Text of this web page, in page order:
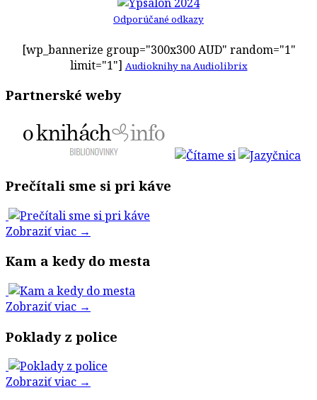
Odporúčané odkazy
[wp_bannerize group="300x300 AUD" random="1"
limit="1"] Audioknihy na Audiolibrix
Partnerské weby
Prečítali sme si pri káve
Zobraziť viac →
Kam a kedy do mesta
Zobraziť viac →
Poklady z police
Zobraziť viac →